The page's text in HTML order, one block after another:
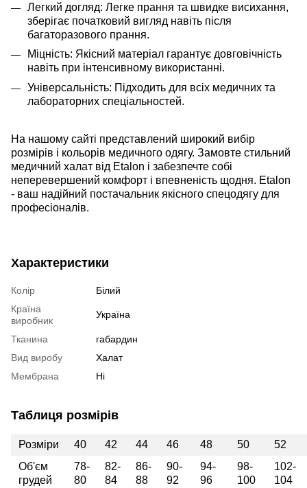
Легкий догляд: Легке прання та швидке висихання,
зберігає початковий вигляд навіть після
багаторазового прання.
Міцність: Якісний матеріал гарантує довговічність
навіть при інтенсивному використанні.
Універсальність: Підходить для всіх медичних та
лабораторних спеціальностей.
На нашому сайті представлений широкий вибір
розмірів і кольорів медичного одягу. Замовте стильний
медичний халат від Etalon і забезпечте собі
неперевершений комфорт і впевненість щодня. Etalon
- ваш надійний постачальник якісного спецодягу для
професіоналів.
Характеристики
Колір
Білий
Країна
виробник
Україна
Тканина
габардин
Вид виробу
Халат
Мембрана
Ні
Таблиця розмірів
Розміри 40 42 44 46 48 50
52
Об'єм
грудей
78-
80
82-
84
86-
88
90-
92
94-
96
98-
100
102-
104